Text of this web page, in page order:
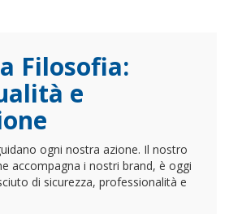
Filosofia:
e
ogni nostra azione. Il nostro
accompagna i nostri brand, è oggi
di sicurezza, professionalità e